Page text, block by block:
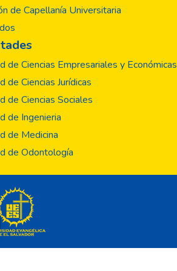
de Capellanía Universitaria
de Ciencias Empresariales y Económicas
de Ciencias Jurídicas
de Ciencias Sociales
de Ingenieria
de Medicina
de Odontología